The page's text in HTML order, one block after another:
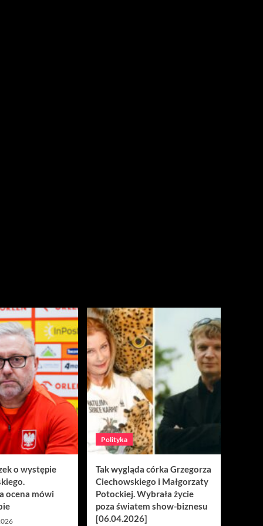
o występie
ocena mówi
Polityka
Tak wygląda córka Grzegorza
Ciechowskiego i Małgorzaty
Potockiej. Wybrała życie
poza światem show-biznesu
[06.04.2026]